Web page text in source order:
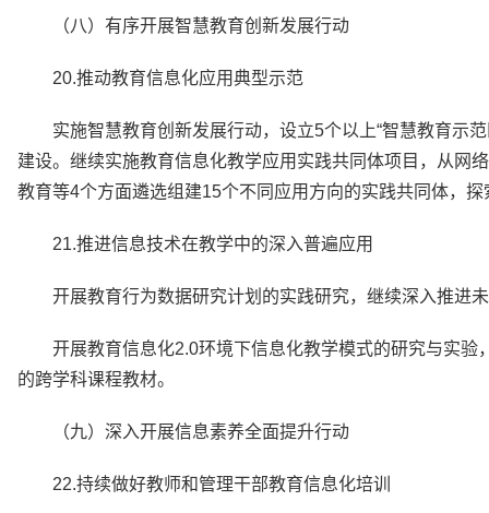
（八）有序开展智慧教育创新发展行动
20.推动教育信息化应用典型示范
实施智慧教育创新发展行动，设立5个以上“智慧教育示
建设。继续实施教育信息化教学应用实践共同体项目，从网
教育等4个方面遴选组建15个不同应用方向的实践共同体，
21.推进信息技术在教学中的深入普遍应用
开展教育行为数据研究计划的实践研究，继续深入推进
开展教育信息化2.0环境下信息化教学模式的研究与实
的跨学科课程教材。
（九）深入开展信息素养全面提升行动
22.持续做好教师和管理干部教育信息化培训